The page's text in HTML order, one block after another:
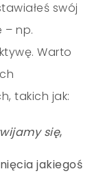
swój
– np.
Warto
takich jak:
się,
jakiegoś